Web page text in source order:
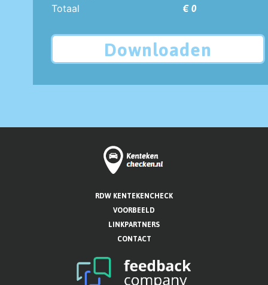
Totaal
€ 0
Downloaden
RDW KENTEKENCHECK
VOORBEELD
LINKPARTNERS
CONTACT